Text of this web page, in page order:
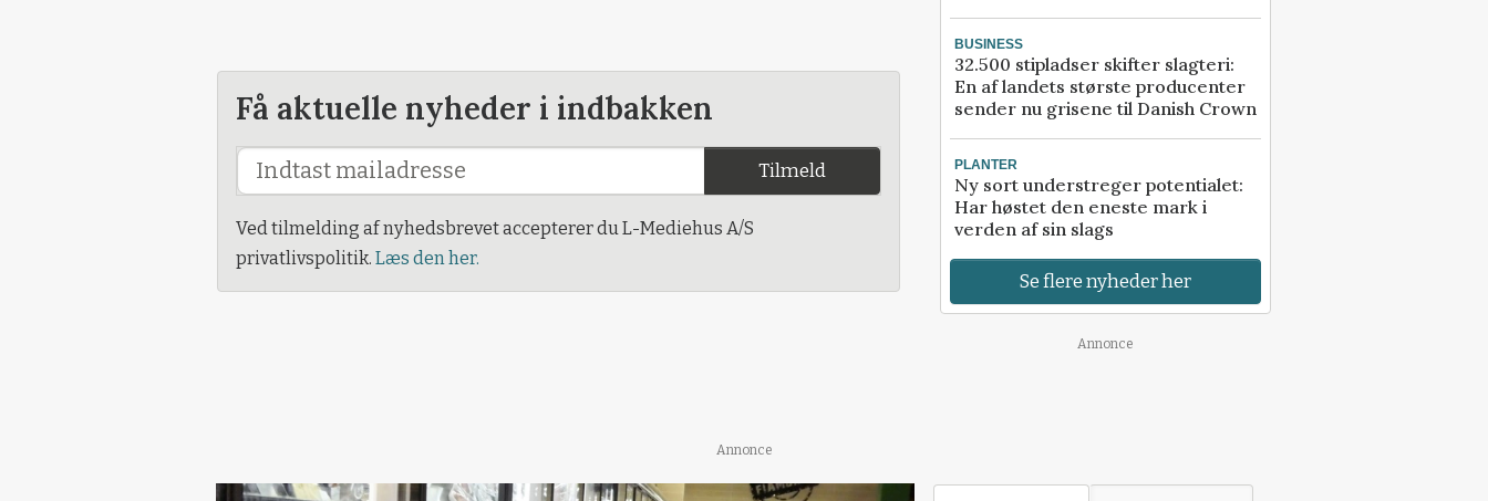
Få aktuelle nyheder i indbakken
Tilmeld
Ved tilmelding af nyhedsbrevet accepterer du L-Mediehus A/S
privatlivspolitik. Læs den her.
BUSINESS
32.500 stipladser skifter slagteri:
En af landets største producenter
sender nu grisene til Danish Crown
PLANTER
Ny sort understreger potentialet:
Har høstet den eneste mark i
verden af sin slags
Se flere nyheder her
Annonce
Annonce